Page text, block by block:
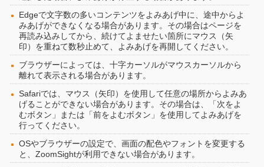
Edgeで文字数の多いコンテンツをよみあげ中に、途中からよ
みあげができなくなる場合があります。その場合はページを
再読み込みしてから、続けてよませたい箇所にマウス（矢
印）を重ねて数秒止めて、よみあげを再開してください。
ブラウザーによっては、十字カーソルがマウスカーソルから
離れて表示される場合があります。
Safariでは、マウス（矢印）を使用して任意の場所からよみあ
げることができない場合があります。その場合は、「次をよ
むボタン」または「前をよむボタン」を使用してよみあげを
行ってください。
OSやブラウザーの設定で、画面の配色やフォントを変更する
と、ZoomSightが利用できない場合があります。